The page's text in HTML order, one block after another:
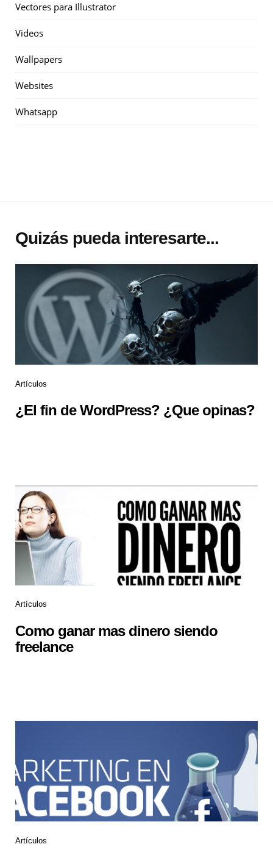
Vectores para Illustrator
Videos
Wallpapers
Websites
Whatsapp
Quizás pueda interesarte...
Artículos
¿El fin de WordPress? ¿Que opinas?
Artículos
Como ganar mas dinero siendo
freelance
Artículos